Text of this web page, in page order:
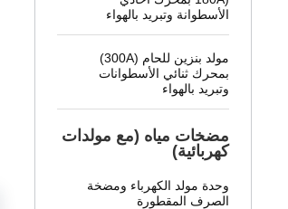
الأسطوانة وتبريد بالهواء
مولد بنزين للحام (300A)
بمحرك ثنائي الأسطوانات
وتبريد بالهواء
مضخات مياه (مع مولدات
كهربائية)
وحدة مولد الكهرباء ومضخة
الصرف المقطورة